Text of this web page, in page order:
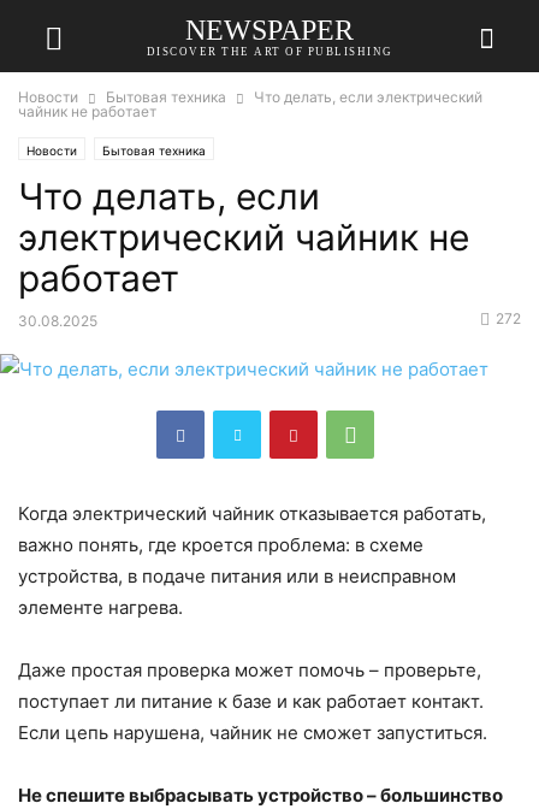
NEWSPAPER
DISCOVER THE ART OF PUBLISHING
Новости Бытовая техника
Что делать, если электрический
чайник не работает
Новости Бытовая техника
Что делать, если
электрический чайник не
работает
30.08.2025 272
Когда электрический чайник отказывается работать,
важно понять, где кроется проблема: в схеме
устройства, в подаче питания или в неисправном
элементе нагрева.
Даже простая проверка может помочь – проверьте,
поступает ли питание к базе и как работает контакт.
Если цепь нарушена, чайник не сможет запуститься.
Не спешите выбрасывать устройство – большинство